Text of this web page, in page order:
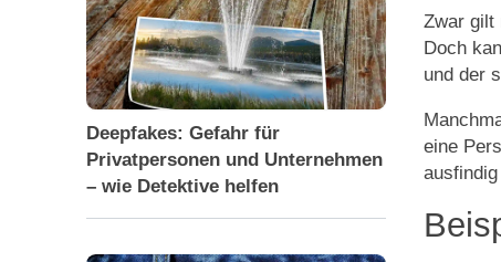
Deepfakes: Gefahr für
Privatpersonen und Unternehmen
– wie Detektive helfen
Zwar gilt
Doch
und der
eine